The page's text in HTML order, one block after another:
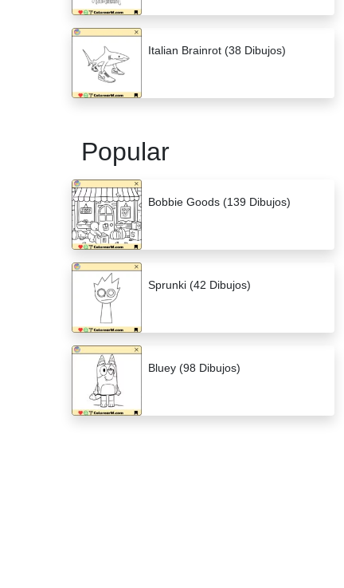
Italian Brainrot (38 Dibujos)
Popular
Bobbie Goods (139 Dibujos)
Sprunki (42 Dibujos)
Bluey (98 Dibujos)